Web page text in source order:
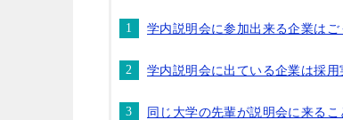
学内説明会に参加出来る企業はご
学内説明会に出ている企業は採用
同じ大学の先輩が説明会に来るこ